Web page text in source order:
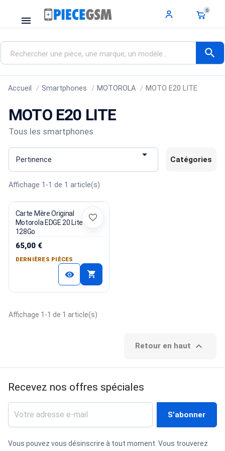
menu
0
search
Accueil Smartphones MOTOROLA MOTO E20 LITE
MOTO E20 LITE
Tous les smartphones
Pertinence  Catégories
Affichage 1-1 de 1 article(s)
Carte Mère Original
Motorola EDGE 20 Lite -
128Go
65,00 €
DERNIÈRES PIÈCES
visibility shopping_cart
favorite_border
Affichage 1-1 de 1 article(s)
Retour en haut 
Recevez nos offres spéciales
Vous pouvez vous désinscrire à tout moment. Vous trouverez